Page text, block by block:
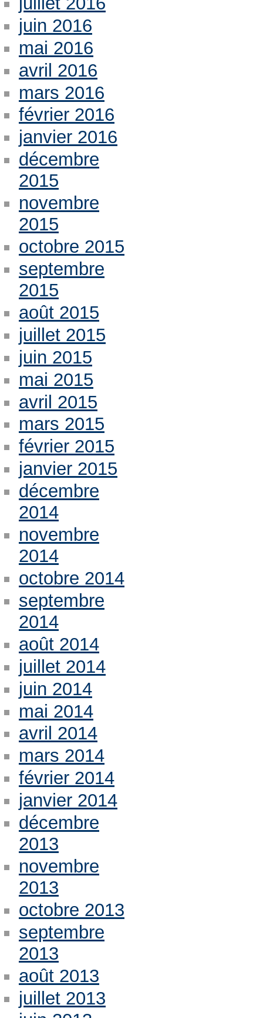
juin 2016
mai 2016
avril 2016
mars 2016
février 2016
janvier 2016
décembre
2015
novembre
2015
octobre 2015
septembre
2015
août 2015
juillet 2015
juin 2015
mai 2015
avril 2015
mars 2015
février 2015
janvier 2015
décembre
2014
novembre
2014
octobre 2014
septembre
2014
août 2014
juillet 2014
juin 2014
mai 2014
avril 2014
mars 2014
février 2014
janvier 2014
décembre
2013
novembre
2013
octobre 2013
septembre
2013
août 2013
juillet 2013